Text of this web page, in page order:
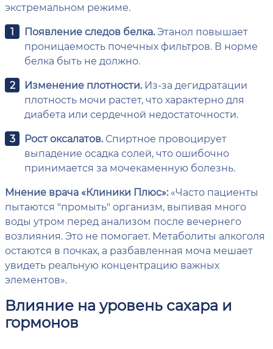
экстремальном режиме.
Появление следов белка.Этанол повышает
проницаемость почечных фильтров. В норме
белка быть не должно.
Изменение плотности.Из-за дегидратации
плотность мочи растет, что характерно для
диабета или сердечной недостаточности.
Рост оксалатов.Спиртное провоцирует
выпадение осадка солей, что ошибочно
принимается за мочекаменную болезнь.
Мнение врача «Клиники Плюс»:«Часто пациенты
пытаются "промыть" организм, выпивая много
воды утром перед анализом после вечернего
возлияния. Это не помогает. Метаболиты алкоголя
остаются в почках, а разбавленная моча мешает
увидеть реальную концентрацию важных
элементов».
Влияние на уровень сахара и
гормонов